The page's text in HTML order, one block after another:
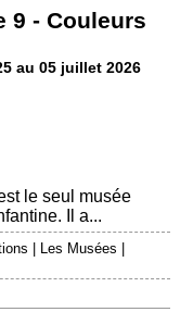
9 - Couleurs
au 05 juillet 2026
le seul musée
Il a...
| Les Musées |